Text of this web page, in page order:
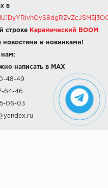
в
строке Керамический BOOM .
новостями и новинками!
нам:
написать в MAX
48-49
64-46
06-03